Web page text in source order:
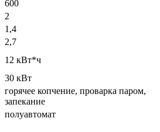
600
2
1,4
2,7
12 кВт*ч
30 кВт
горячее копчение, проварка паром,
запекание
полуавтомат